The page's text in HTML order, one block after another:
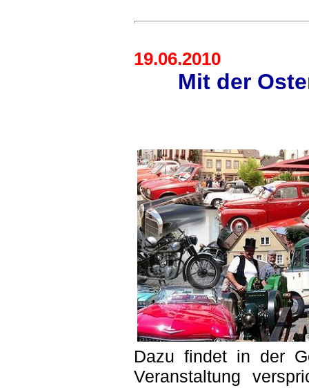
19.06.2010
Mit der
Dazu findet in der
Veranstaltung